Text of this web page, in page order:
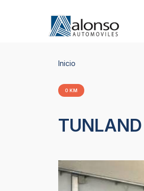
Inicio
0 KM